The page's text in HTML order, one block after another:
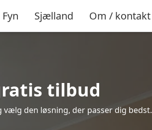
Fyn Sjælland Om / kontakt
tilbud
den løsning, der passer dig bedst.